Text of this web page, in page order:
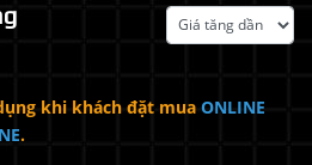
khi khách đặt mua ONLINE
.